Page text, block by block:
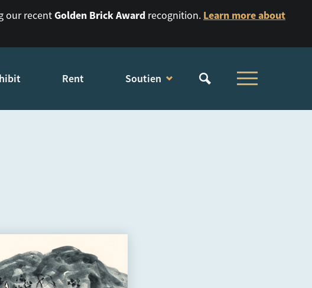
our recentGolden Brick Award recognition. Learn more about
Rent Soutien